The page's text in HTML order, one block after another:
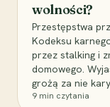
wolności?
Przestępstwa
Kodeksu
przez stalking i
domowego.
grożą za nie
9 min czytania